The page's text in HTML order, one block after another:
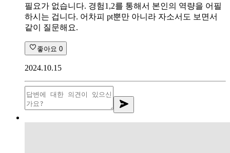
필요가 없습니다. 경험1,2를 통해서 본인의 역량을 어필
하시는 겁니다. 어차피 pt뿐만 아니라 자소서도 보면서
같이 질문해요.
좋아요 0
2024.10.15